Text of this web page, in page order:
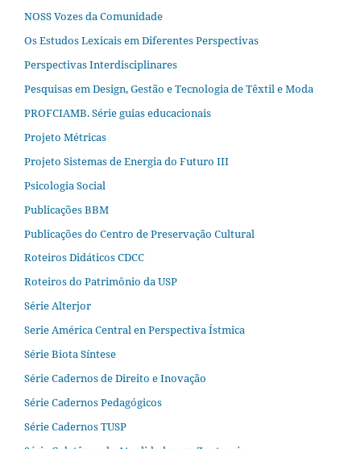
NOSS Vozes da Comunidade
Os Estudos Lexicais em Diferentes Perspectivas
Perspectivas Interdisciplinares
Pesquisas em Design, Gestão e Tecnologia de Têxtil e Moda
PROFCIAMB. Série guias educacionais
Projeto Métricas
Projeto Sistemas de Energia do Futuro III
Psicologia Social
Publicações BBM
Publicações do Centro de Preservação Cultural
Roteiros Didáticos CDCC
Roteiros do Patrimônio da USP
Série Alterjor
Serie América Central en Perspectiva Ístmica
Série Biota Síntese
Série Cadernos de Direito e Inovação
Série Cadernos Pedagógicos
Série Cadernos TUSP